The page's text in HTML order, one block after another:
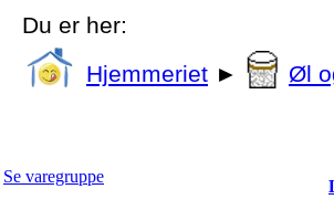
Du er her:
Hjemmeriet ► Øl
Se varegruppe